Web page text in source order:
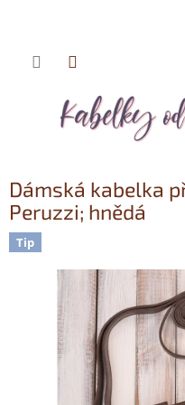
Přejít
Dámská kabelka
Peruzzi; hnědá
Tip